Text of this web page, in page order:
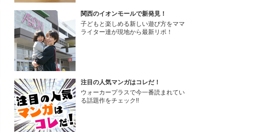
関西のイオンモールで新発見！
子どもと楽しめる新しい遊び方をママ
ライター達が現地から最新リポ！
注目の人気マンガはコレだ！
ウォーカープラスで今一番読まれてい
る話題作をチェック!!